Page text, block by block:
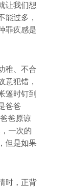
让我们想
能过多，
罪疚感是
稚、不合
意犯错，
篷时钉到
爸爸
爸原谅
一次的
但是如果
时，正背